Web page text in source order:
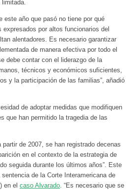
este año que pasó no tiene por qué
por altos funcionarios del
alentadores. Es necesario garantizar
de manera efectiva por todo el
debe contar con el liderazgo de la
técnicos y económicos suficientes,
y la participación de las familias”, añadió
de adoptar medidas que modifiquen
que han permitido la tragedia de las
partir de 2007, se han registrado decenas
en el contexto de la estrategia de
seguida durante los últimos años”. Este
de la Corte Interamericana de
en el caso Alvarado. “Es necesario que se